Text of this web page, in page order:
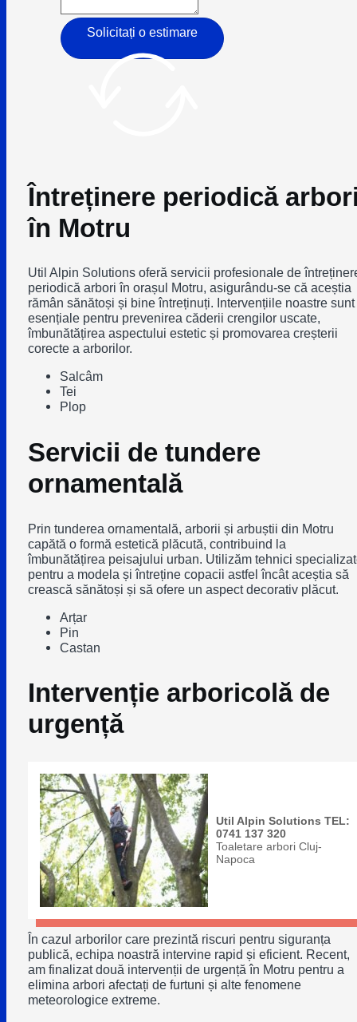
Solicitați o estimare
Întreținere periodică
în Motru
Util Alpin Solutions oferă servicii profesionale de
periodică arbori în orașul Motru, asigurându-se că aceștia
rămân sănătoși și bine întreținuți. Intervențiile noastre sunt
esențiale pentru prevenirea căderii crengilor uscate,
îmbunătățirea aspectului estetic și promovarea creșterii
corecte a arborilor.
Salcâm
Tei
Plop
Servicii de tundere
ornamentală
Prin tunderea ornamentală, arborii și arbuștii din Motru
capătă o formă estetică plăcută, contribuind la
îmbunătățirea peisajului urban. Utilizăm tehnici
pentru a modela și întreține copacii astfel încât aceștia să
crească sănătoși și să ofere un aspect decorativ plăcut.
Arțar
Pin
Castan
Intervenție arboricolă de
urgență
Util Alpin Solutions TEL:
0741 137 320
Toaletare arbori Cluj-
Napoca
În cazul arborilor care prezintă riscuri pentru siguranța
publică, echipa noastră intervine rapid și eficient. Recent,
am finalizat două intervenții de urgență în Motru pentru a
elimina arbori afectați de furtuni și alte fenomene
meteorologice extreme.